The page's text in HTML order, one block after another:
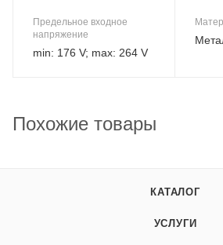
Предельное входное
напряжение
min: 176 V; max: 264 V
Похожие товары
КАТАЛОГ
УСЛУГИ